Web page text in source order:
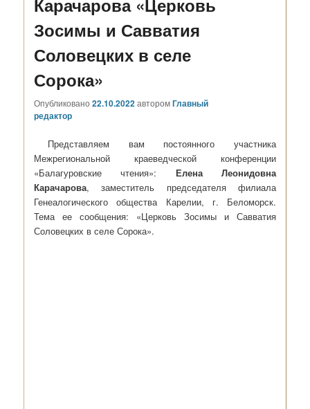
Карачарова «Церковь
Зосимы и Савватия
Соловецких в селе
Сорока»
Опубликовано22.10.2022авторомГлавный
редактор
Представляем вам постоянного участника
Межрегиональной краеведческой конференции
«Балагуровские чтения»: Елена Леонидовна
Карачарова, заместитель председателя филиала
Генеалогического общества Карелии, г. Беломорск.
Тема ее сообщения: «Церковь Зосимы и Савватия
Соловецких в селе Сорока».